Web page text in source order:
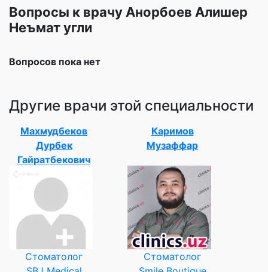
Вопросы к врачу Анорбоев Алишер
Неъмат угли
Вопросов пока нет
Другие врачи этой специальности
Махмудбеков
Дурбек
Гайратбекович
Стоматолог
Каримов
Музаффар
Стоматолог